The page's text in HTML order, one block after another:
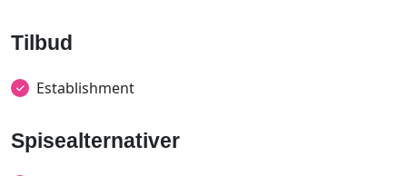
Tilbud
Establishment
Spisealternativer